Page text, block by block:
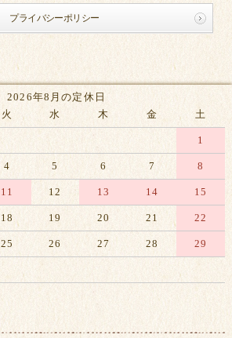
プライバシーポリシー
2026年8月の定休日
火 水 木 金 土
1
4 5 6 7 8
11 12 13 14 15
18 19 20 21 22
25 26 27 28 29